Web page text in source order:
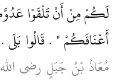
لَكُمْ مِنْ أَنْ تَلْقَوْا
أَعْنَاقَكُمْ ‏"‏ ‏.‏ قَالُوا بَلَى
مُعَاذُ بْنُ جَبَلٍ رضى